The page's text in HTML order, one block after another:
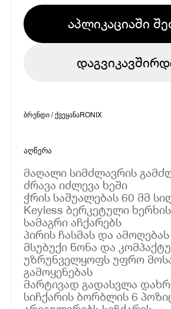
აპლიკაციაში
ბრენდი / ქვეყანაRONIX
აღწერა
მაღალი სიმძლავრის
ძრავა იძლევა ხეში
ჭრის საშუალებას 60 მმ
Keyless ბერკეტული
სამაგრი აჩქარებს
პირის ჩასმას და ამოღებას
მსუბუქი წონა და
უზრუნველყოფს უფრო
გამოყენებას
მარტივად გადასვლა
სიჩქარის ბორბლის 6